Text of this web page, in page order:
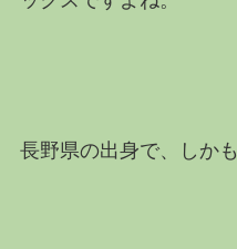
長野県の出身で、しかも